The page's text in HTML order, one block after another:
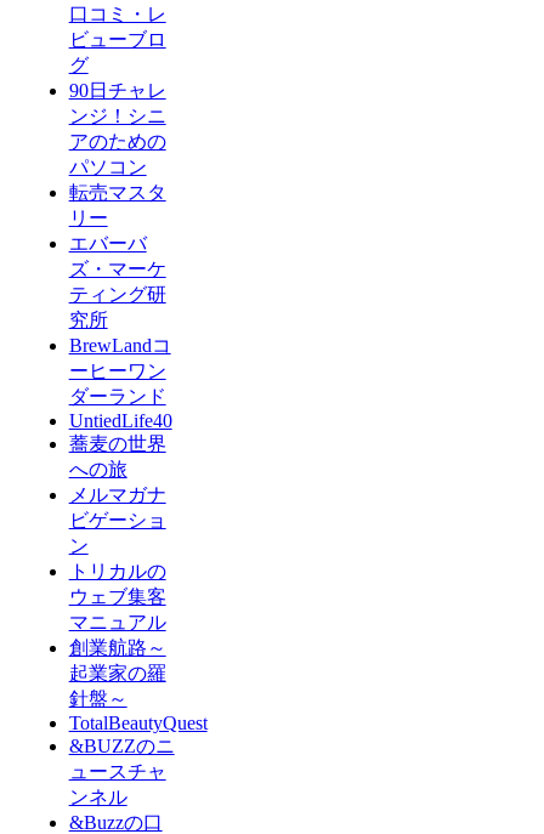
口コミ・レ
ビューブロ
グ
90日チャレ
ンジ！シニ
アのための
パソコン
転売マスタ
リー
エバーバ
ズ・マーケ
ティング研
究所
BrewLandコ
ーヒーワン
ダーランド
UntiedLife40
蕎麦の世界
への旅
メルマガナ
ビゲーショ
ン
トリカルの
ウェブ集客
マニュアル
創業航路～
起業家の羅
針盤～
TotalBeautyQuest
&BUZZのニ
ュースチャ
ンネル
&Buzzの口